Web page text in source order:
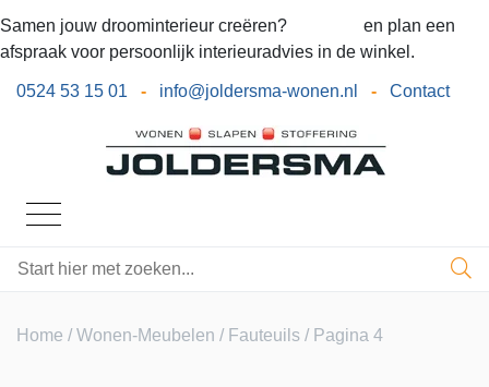
Samen jouw droominterieur creëren?
en plan een
afspraak voor persoonlijk interieuradvies in de winkel.
0524 53 15 01 - info@joldersma-wonen.nl - Contact
Home /Wonen-Meubelen / Fauteuils / Pagina 4